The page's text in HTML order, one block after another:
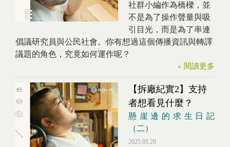
社群小編作為橋樑，並
不是為了操作聲量與吸
引目光，而是為了串連
倡議研究員與公民社會。你有想過這個傳播資訊與轉譯
議題的角色，究竟如何運作呢？
» 閱讀更多
【拆廠紀實2】支持
者想看見什麼？
懸崖邊的求生日記
（二）
2025.05.20